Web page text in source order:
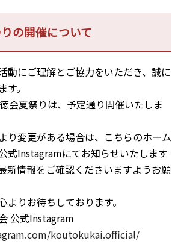
の開催について
動にご理解とご協力をいただき、誠に
。
会夏祭りは、予定通り開催いたしま
り変更がある場合は、こちらのホーム
式Instagramにてお知らせいたします
新情報をご確認くださいますようお願
よりお待ちしております。
公式Instagram
koutokukai.official/